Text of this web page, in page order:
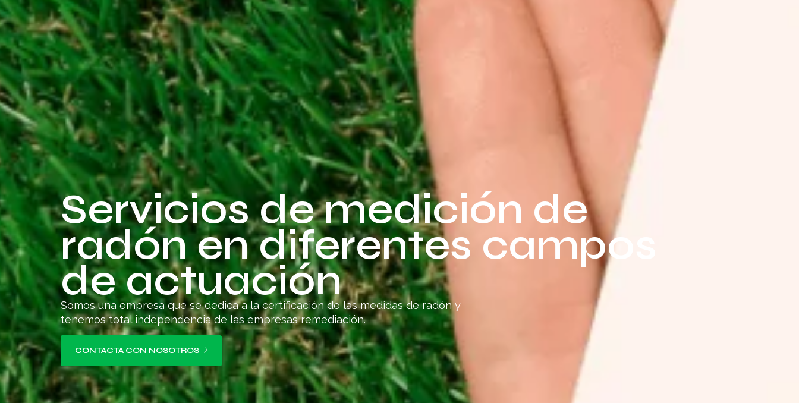
Servicios de medición de
radón en diferentes campos
de actuación
Somos una empresa que se dedica a la certificación de las medidas de radón y
tenemos total independencia de las empresas remediación.
CONTACTA CON NOSOTROS